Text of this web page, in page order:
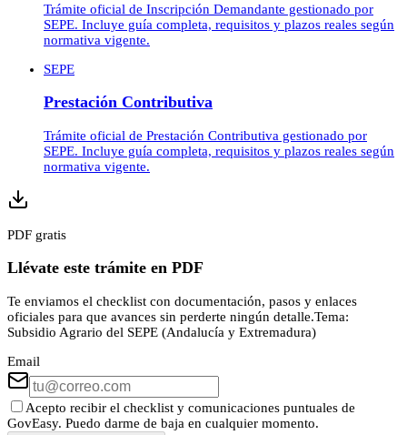
Trámite oficial de Inscripción Demandante gestionado por
SEPE. Incluye guía completa, requisitos y plazos reales según
normativa vigente.
SEPE
Prestación Contributiva
Trámite oficial de Prestación Contributiva gestionado por
SEPE. Incluye guía completa, requisitos y plazos reales según
normativa vigente.
PDF gratis
Llévate este trámite en PDF
Te enviamos el checklist con documentación, pasos y enlaces
oficiales para que avances sin perderte ningún detalle.Tema:
Subsidio Agrario del SEPE (Andalucía y Extremadura)
Email
Acepto recibir el checklist y comunicaciones puntuales de
GovEasy. Puedo darme de baja en cualquier momento.